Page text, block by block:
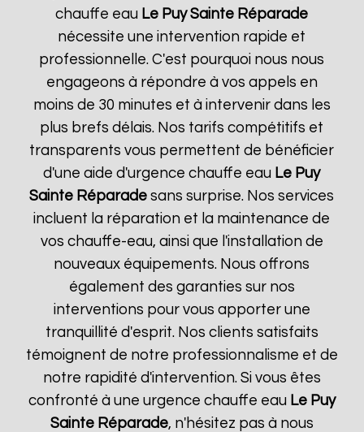
chauffe eau Le Puy Sainte Réparade
nécessite une intervention rapide et
professionnelle. C'est pourquoi nous nous
engageons à répondre à vos appels en
moins de 30 minutes et à intervenir dans les
plus brefs délais. Nos tarifs compétitifs et
transparents vous permettent de bénéficier
d'une aide d'urgence chauffe eau Le Puy
Sainte Réparade sans surprise. Nos services
incluent la réparation et la maintenance de
vos chauffe-eau, ainsi que l'installation de
nouveaux équipements. Nous offrons
également des garanties sur nos
interventions pour vous apporter une
tranquillité d'esprit. Nos clients satisfaits
témoignent de notre professionnalisme et de
notre rapidité d'intervention. Si vous êtes
confronté à une urgence chauffe eau Le Puy
Sainte Réparade, n'hésitez pas à nous